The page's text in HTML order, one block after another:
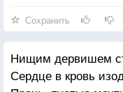
В тех, кто ходит
Этим детям надо,
Разглядеть "мне
Сохранить
Нищим дервишем
Сердце в кровь